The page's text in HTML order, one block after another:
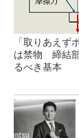
「取りあえず
は禁物 締結
るべき基本